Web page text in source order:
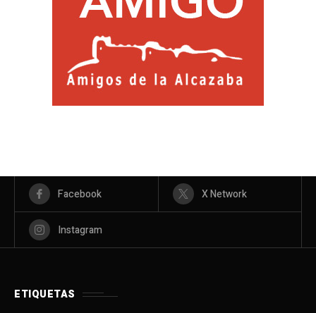
Facebook X Network
Instagram
ETIQUETAS